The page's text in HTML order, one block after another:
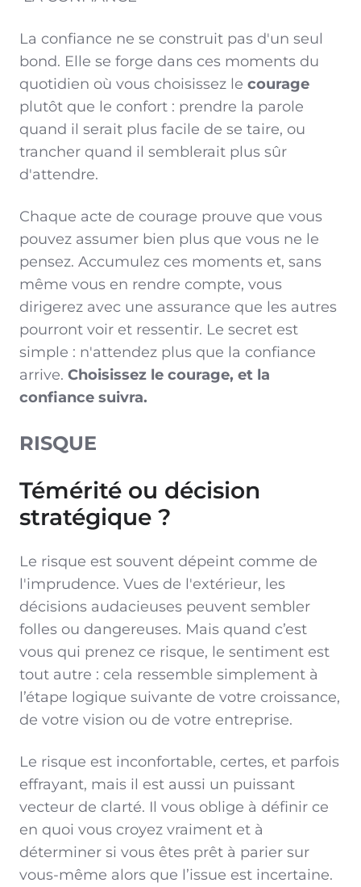
La confiance ne se construit pas d'un seul
bond. Elle se forge dans ces moments du
quotidien où vous choisissez le courage
plutôt que le confort : prendre la parole
quand il serait plus facile de se taire, ou
trancher quand il semblerait plus sûr
d'attendre.
Chaque acte de courage prouve que vous
pouvez assumer bien plus que vous ne le
pensez. Accumulez ces moments et, sans
même vous en rendre compte, vous
dirigerez avec une assurance que les autres
pourront voir et ressentir. Le secret est
simple : n'attendez plus que la confiance
arrive. Choisissez le courage, et la
confiance suivra.
RISQUE
Témérité ou décision
stratégique ?
Le risque est souvent dépeint comme de
l'imprudence. Vues de l'extérieur, les
décisions audacieuses peuvent sembler
folles ou dangereuses. Mais quand c’est
vous qui prenez ce risque, le sentiment est
tout autre : cela ressemble simplement à
l’étape logique suivante de votre croissance,
de votre vision ou de votre entreprise.
Le risque est inconfortable, certes, et parfois
effrayant, mais il est aussi un puissant
vecteur de clarté. Il vous oblige à définir ce
en quoi vous croyez vraiment et à
déterminer si vous êtes prêt à parier sur
vous-même alors que l’issue est incertaine.